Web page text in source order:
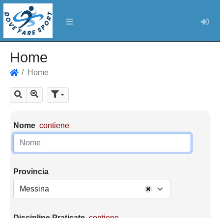
Home
Home
Cerca Mostra tutti i risultati
Parametri di ricerca
Nome contiene
Provincia
Messina